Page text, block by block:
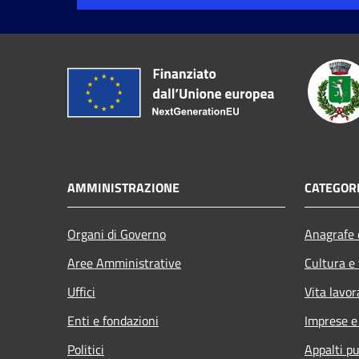
AMMINISTRAZIONE
Organi di Governo
Aree Amministrative
Uffici
Enti e fondazioni
Politici
Cultura
Vita
Imprese
Appalti